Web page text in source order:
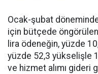
Ocak-şubat
için bütçede
lira ödeneğin, yüzde
yüzde 52,3 yükselişle
ve hizmet alımı gideri